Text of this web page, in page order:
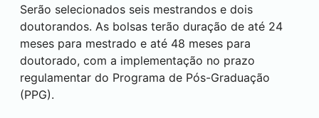
Serão selecionados seis mestrandos e dois
doutorandos. As bolsas terão duração de até 24
meses para mestrado e até 48 meses para
doutorado, com a implementação no prazo
regulamentar do Programa de Pós-Graduação
(PPG).